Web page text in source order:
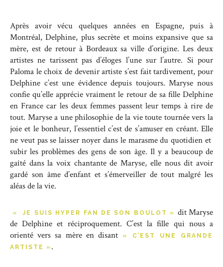
Après avoir vécu quelques années en Espagne, puis à
Montréal, Delphine, plus secrète et moins expansive que sa
mère, est de retour à Bordeaux sa ville d’origine. Les deux
artistes ne tarissent pas d’éloges l’une sur l’autre. Si pour
Paloma le choix de devenir artiste s’est fait tardivement, pour
Delphine c’est une évidence depuis toujours. Maryse nous
confie qu’elle apprécie vraiment le retour de sa fille Delphine
en France car les deux femmes passent leur temps à rire de
tout. Maryse a une philosophie de la vie toute tournée vers la
joie et le bonheur, l’essentiel c’est de s’amuser en créant. Elle
ne veut pas se laisser noyer dans le marasme du quotidien et
subir les problèmes des gens de son âge. Il y a beaucoup de
gaîté dans la voix chantante de Maryse, elle nous dit avoir
gardé son âme d’enfant et s’émerveiller de tout malgré les
aléas de la vie.
« JE SUIS HYPER FAN DE SON BOULOT » dit Maryse
de Delphine et réciproquement. C’est la fille qui nous a
orienté vers sa mère en disant « C’EST UNE GRANDE
ARTISTE » .